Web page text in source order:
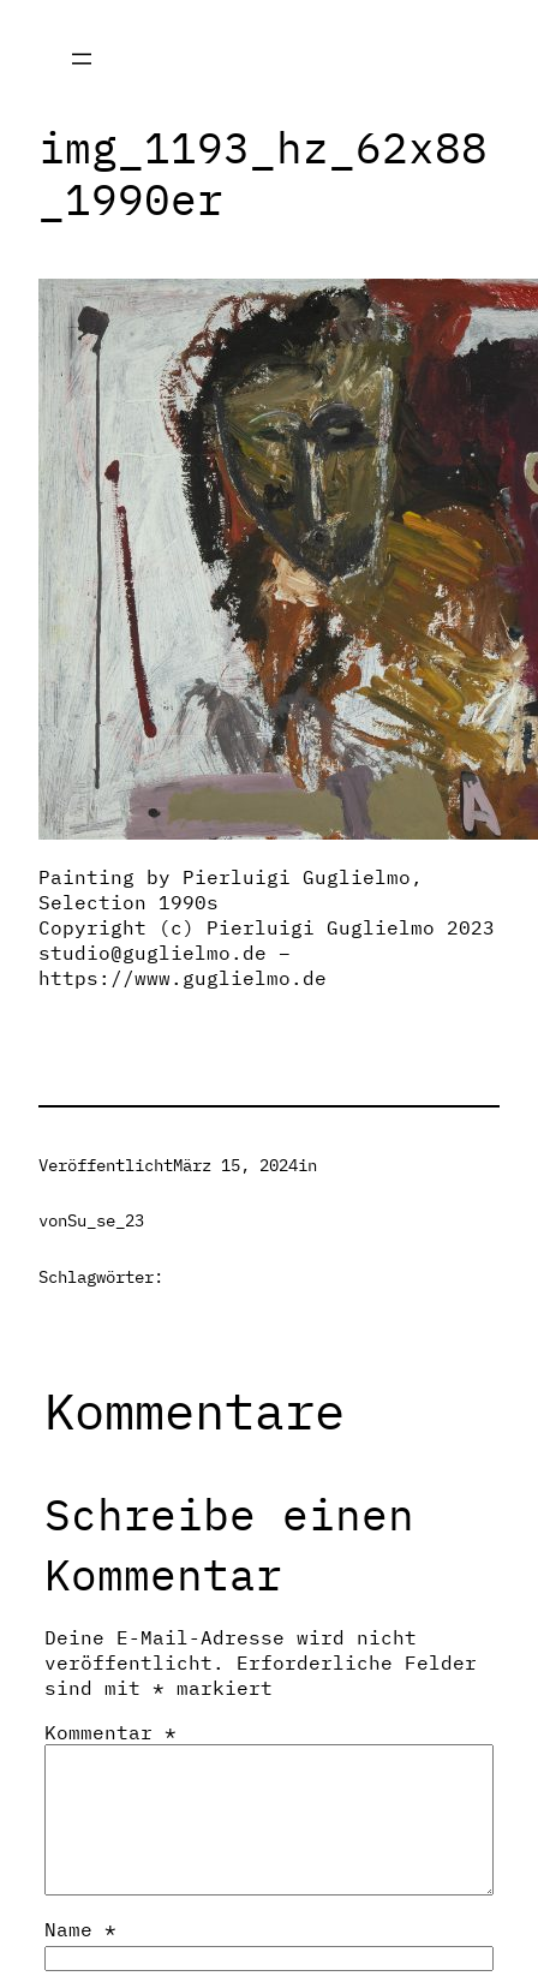
springen
img_1193_hz_62x88
_1990er
Painting by Pierluigi Guglielmo,
Selection 1990s
Copyright (c) Pierluigi Guglielmo 2023
studio@guglielmo.de –
https://www.guglielmo.de
VeröffentlichtMärz 15, 2024in
vonSu_se_23
Schlagwörter:
Kommentare
Schreibe einen
Kommentar
Deine E-Mail-Adresse wird nicht
veröffentlicht.
Erforderliche Felder
sind mit * markiert
Kommentar *
Name *